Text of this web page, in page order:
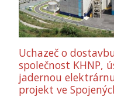
Uchazeč o
společnost KHNP,
jadernou
projekt ve